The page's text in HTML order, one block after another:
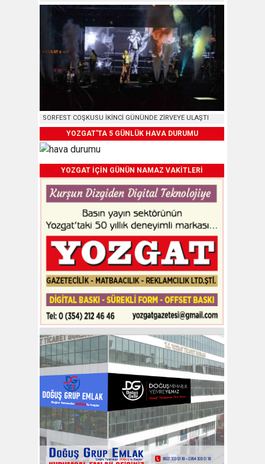
SORFEST COŞKUSU İKİNCİ GÜNÜNDE ZİRVEYE ULAŞTI
YOZGAT'TA 5 GÜNLÜK HAVA DURUMU
YOZGAT İÇİN GÜNÜN NAMAZ VAKİTLERİ